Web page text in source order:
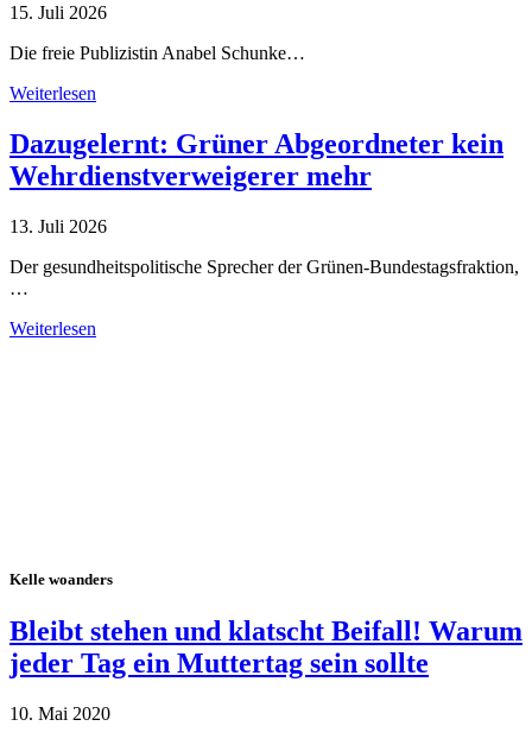
15. Juli 2026
Die freie Publizistin Anabel Schunke…
Weiterlesen
Dazugelernt: Grüner Abgeordneter kein
Wehrdienstverweigerer mehr
13. Juli 2026
Der gesundheitspolitische Sprecher der Grünen-Bundestagsfraktion,
…
Weiterlesen
Kelle woanders
Bleibt stehen und klatscht Beifall! Warum
jeder Tag ein Muttertag sein sollte
10. Mai 2020